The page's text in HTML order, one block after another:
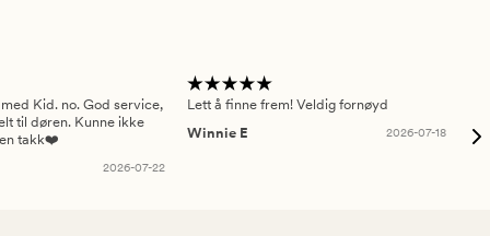
Kid. no. God service,
til døren. Kunne ikke
takk❤️
2026-07-22
Lett å finne frem! Veldig fornøyd
Winnie E
2026-07-18